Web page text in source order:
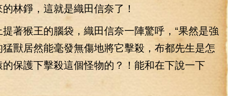
林錚，這就是織田信奈了！
猴王的腦袋，織田信奈一陣驚呼，“果然是強
獸居然能毫發無傷地將它擊殺，布都先生是怎
保護下擊殺這個怪物的？！能和在下說一下